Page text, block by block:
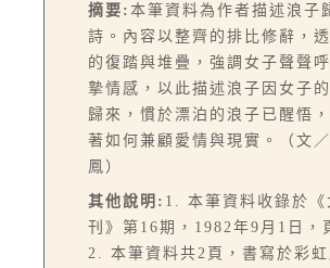
摘要: 本筆資料為作者描述浪子
詩。內容以整齊的排比修辭，
的復踏與堆疊，強調女子聲聲
摯情感，以此描述浪子因女子
歸來，慣於漂泊的浪子已醒悟
著如何兼顧愛情與現實。（文
鳳）
其他說明: 1. 本筆資料收錄於《
刊》第16期，1982年9月1日，
2. 本筆資料共2頁，書寫於彩虹